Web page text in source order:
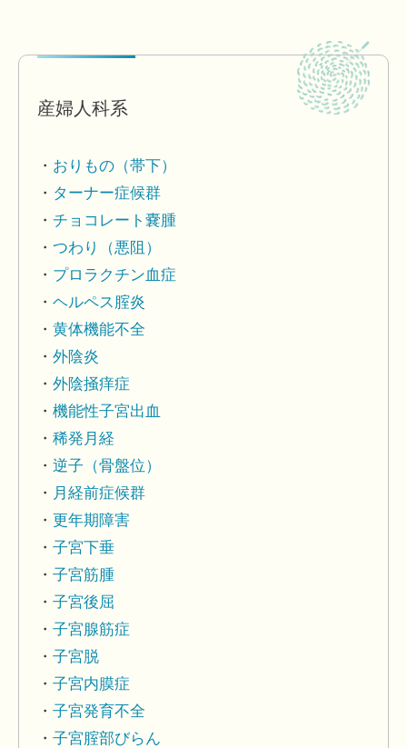
産婦人科系
おりもの（帯下）
ターナー症候群
チョコレート嚢腫
つわり（悪阻）
プロラクチン血症
ヘルペス腟炎
黄体機能不全
外陰炎
外陰掻痒症
機能性子宮出血
稀発月経
逆子（骨盤位）
月経前症候群
更年期障害
子宮下垂
子宮筋腫
子宮後屈
子宮腺筋症
子宮脱
子宮内膜症
子宮発育不全
子宮腟部びらん